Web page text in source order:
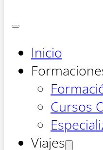
Inicio
Cursos
Viajes